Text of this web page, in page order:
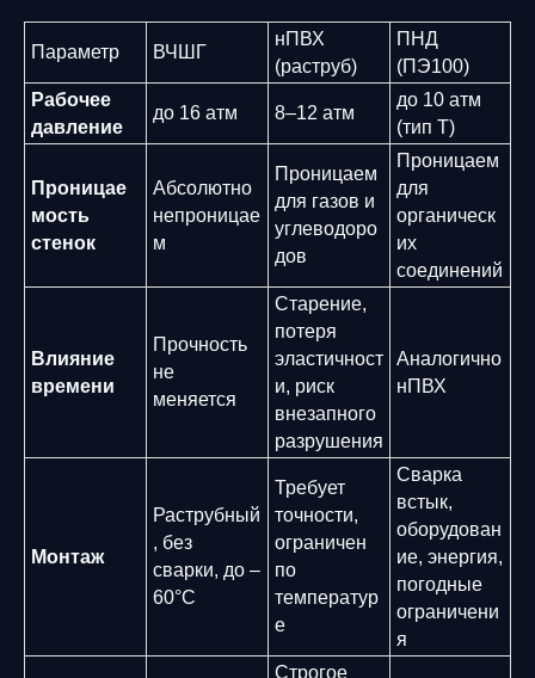
Параметр ВЧШГ
нПВХ
(раструб)
ПНД
(ПЭ100)
Рабочее
давление
до 16 атм 8–12 атм
до 10 атм
(тип Т)
Проницае
мость
стенок
Абсолютно
непроницае
м
Проницаем
для газов и
углеводоро
дов
Проницаем
для
органическ
их
соединений
Влияние
времени
Прочность
не
меняется
Старение,
потеря
эластичност
и, риск
внезапного
разрушения
Аналогично
нПВХ
Монтаж
Раструбный
, без
сварки, до –
60°C
Требует
точности,
ограничен
по
температур
е
Сварка
встык,
оборудован
ие, энергия,
погодные
ограничени
я
Строгое